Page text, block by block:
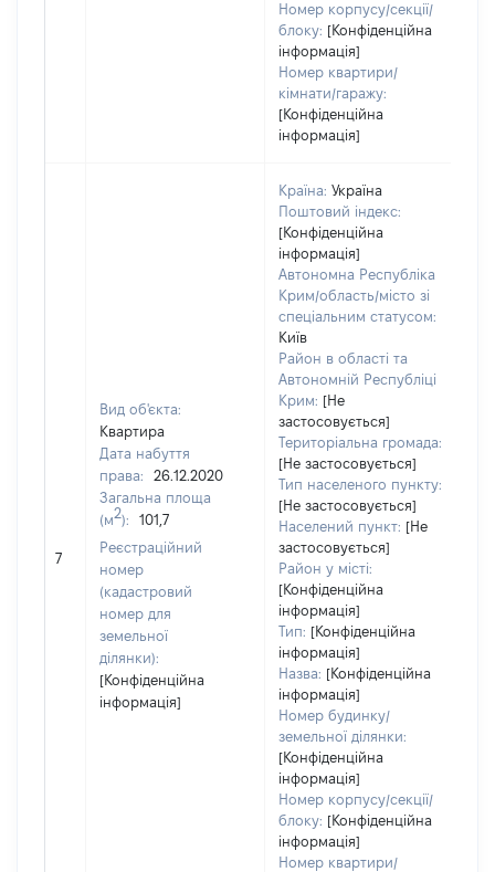
Номер корпусу/секції/
блоку: [Конфіденційна
інформація]
Номер квартири/
кімнати/гаражу:
[Конфіденційна
інформація]
7
Вид об'єкта:
Квартира
Дата набуття
права:
26.12.2020
Загальна площа
(м2):
101,7
Реєстраційний
номер
(кадастровий
номер для
земельної
ділянки):
[Конфіденційна
інформація]
Країна: Україна
Поштовий індекс:
[Конфіденційна
інформація]
Автономна Республіка
Крим/область/місто зі
спеціальним статусом:
Київ
Район в області та
Автономній Республіці
Крим: [Не
застосовується]
Територіальна громада:
[Не застосовується]
Тип населеного пункту:
[Не застосовується]
Населений пункт: [Не
застосовується]
Район у місті:
[Конфіденційна
інформація]
Тип: [Конфіденційна
інформація]
Назва: [Конфіденційна
інформація]
Номер будинку/
земельної ділянки:
[Конфіденційна
інформація]
Номер корпусу/секції/
блоку: [Конфіденційна
інформація]
Номер квартири/